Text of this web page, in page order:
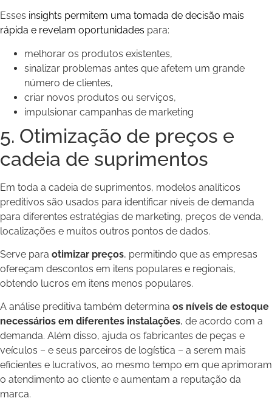
Esses insights permitem uma tomada de decisão mais
rápida e revelam oportunidades para:
melhorar os produtos existentes,
sinalizar problemas antes que afetem um grande
número de clientes,
criar novos produtos ou serviços,
impulsionar campanhas de marketing
5. Otimização de preços e
cadeia de suprimentos
Em toda a cadeia de suprimentos, modelos analíticos
preditivos são usados ​​para identificar níveis de demanda
para diferentes estratégias de marketing, preços de venda,
localizações e muitos outros pontos de dados.
Serve para otimizar preços, permitindo que as empresas
ofereçam descontos em itens populares e regionais,
obtendo lucros em itens menos populares.
A análise preditiva também determina os níveis de estoque
necessários em diferentes instalações, de acordo com a
demanda. Além disso, ajuda os fabricantes de peças e
veículos – e seus parceiros de logística – a serem mais
eficientes e lucrativos, ao mesmo tempo em que aprimoram
o atendimento ao cliente e aumentam a reputação da
marca.